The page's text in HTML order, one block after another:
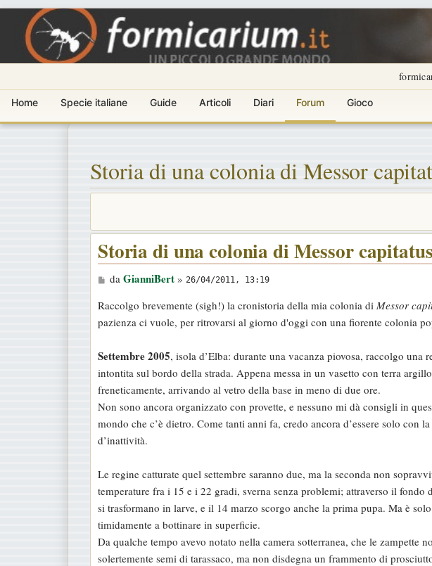
Home Specie italiane Guide Articoli Diari Forum Gioco
Storia di una colonia di Messor
Storia di una colonia di Messor capitatus
M
s
s
g
g
i
o
da GianniBert» 26/04/2011, 13:19
Raccolgo brevemente (sigh!) la cronistoria della mia colonia di Messor
pazienza ci vuole, per ritrovarsi al giorno d'oggi con una fiorente colonia
Settembre 2005, isola d’Elba: durante una vacanza piovosa, raccolgo una
intontita sul bordo della strada. Appena messa in un vasetto con terra
freneticamente, arrivando al vetro della base in meno di due ore.
Non sono ancora organizzato con provette, e nessuno mi dà consigli in
mondo che c’è dietro. Come tanti anni fa, credo ancora d’essere solo con
d’inattività.
Le regine catturate quel settembre saranno due, ma la seconda non
temperature fra i 15 e i 22 gradi, sverna senza problemi; attraverso il
si trasformano in larve, e il 14 marzo scorgo anche la prima pupa. Ma è
timidamente a bottinare in superficie.
Da qualche tempo avevo notato nella camera sotterranea, che le zampette
solertemente semi di tarassaco, ma non disdegna un frammento di